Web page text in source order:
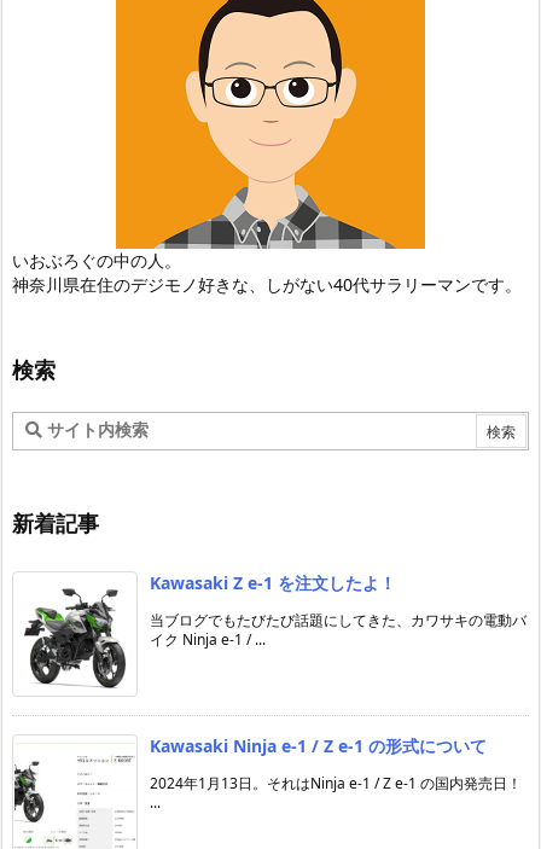
いおぶろぐの中の人。
神奈川県在住のデジモノ好きな、しがない40代サラリーマンです。
検索
新着記事
Kawasaki Z e-1 を注文したよ！
当ブログでもたびたび話題にしてきた、カワサキの電動バ
イク Ninja e-1 / ...
Kawasaki Ninja e-1 / Z e-1 の形式について
2024年1月13日。それはNinja e-1 / Z e-1 の国内発売日！
...